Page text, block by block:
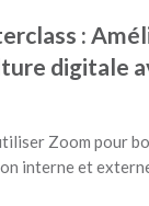
:
digitale
Zoom pour
interne et